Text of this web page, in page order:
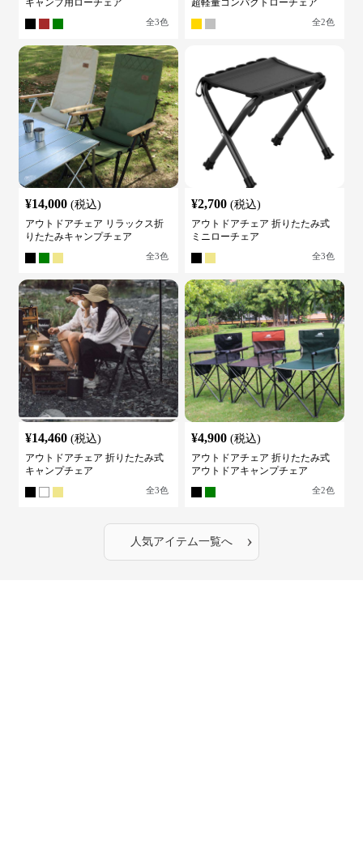
キャンプ用ローチェア
全3色
超軽量コンパクトローチェア
全2色
¥14,000 (税込)
アウトドアチェア リラックス折
りたたみキャンプチェア
全3色
¥2,700 (税込)
アウトドアチェア 折りたたみ式
ミニローチェア
全3色
¥14,460 (税込)
アウトドアチェア 折りたたみ式
キャンプチェア
全3色
¥4,900 (税込)
アウトドアチェア 折りたたみ式
アウトドアキャンプチェア
全2色
人気アイテム一覧へ ›